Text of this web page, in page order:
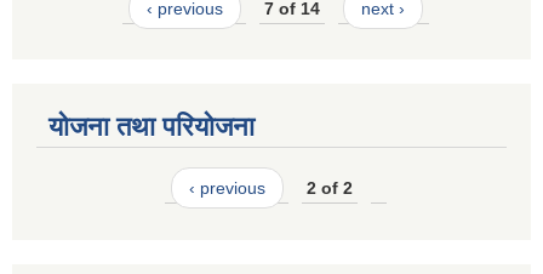
‹ previous 7 of 14 next ›
योजना तथा परियोजना
‹ previous 2 of 2